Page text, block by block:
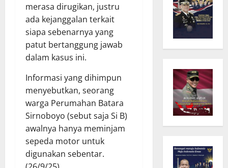
merasa dirugikan, justru
ada kejanggalan terkait
siapa sebenarnya yang
patut bertanggung jawab
dalam kasus ini.
Informasi yang dihimpun
menyebutkan, seorang
warga Perumahan Batara
Sirnoboyo (sebut saja Si B)
awalnya hanya meminjam
sepeda motor untuk
digunakan sebentar.